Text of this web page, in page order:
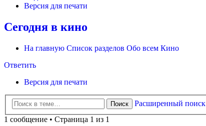
Версия для печати
Сегодня в кино
На главную Список разделов Обо всем Кино
Ответить
Версия для печати
Поиск
Расширенный поиск
1 сообщение • Страница 1 из 1